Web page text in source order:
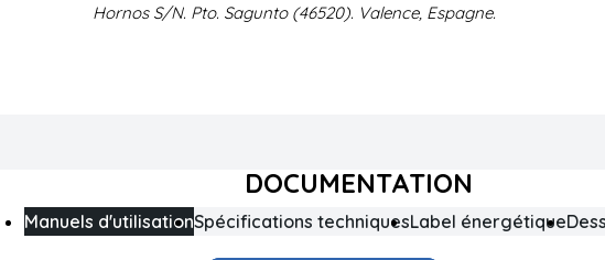
Hornos S/N. Pto. Sagunto (46520). Valence, Espagne.
DOCUMENTATION
Manuels d'utilisationSpécifications techniquesLabel énergétique